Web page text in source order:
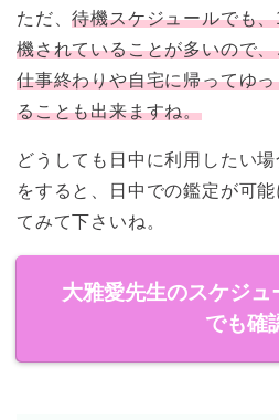
ただ、待機スケジュールでも
機されていることが多いので
仕事終わりや自宅に帰ってゆ
ることも出来ますね。
どうしても日中に利用したい
をすると、日中での鑑定が可
てみて下さいね。
大雅愛先生のスケジュ
でも確